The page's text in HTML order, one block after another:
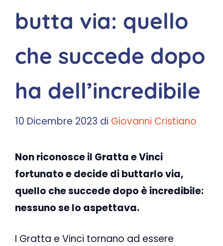
butta via: quello
che succede dopo
ha dell’incredibile
10 Dicembre 2023 di Giovanni Cristiano
Non riconosce il Gratta e Vinci
fortunato e decide di buttarlo via,
quello che succede dopo è incredibile:
nessuno se lo aspettava.
I Gratta e Vinci tornano ad essere